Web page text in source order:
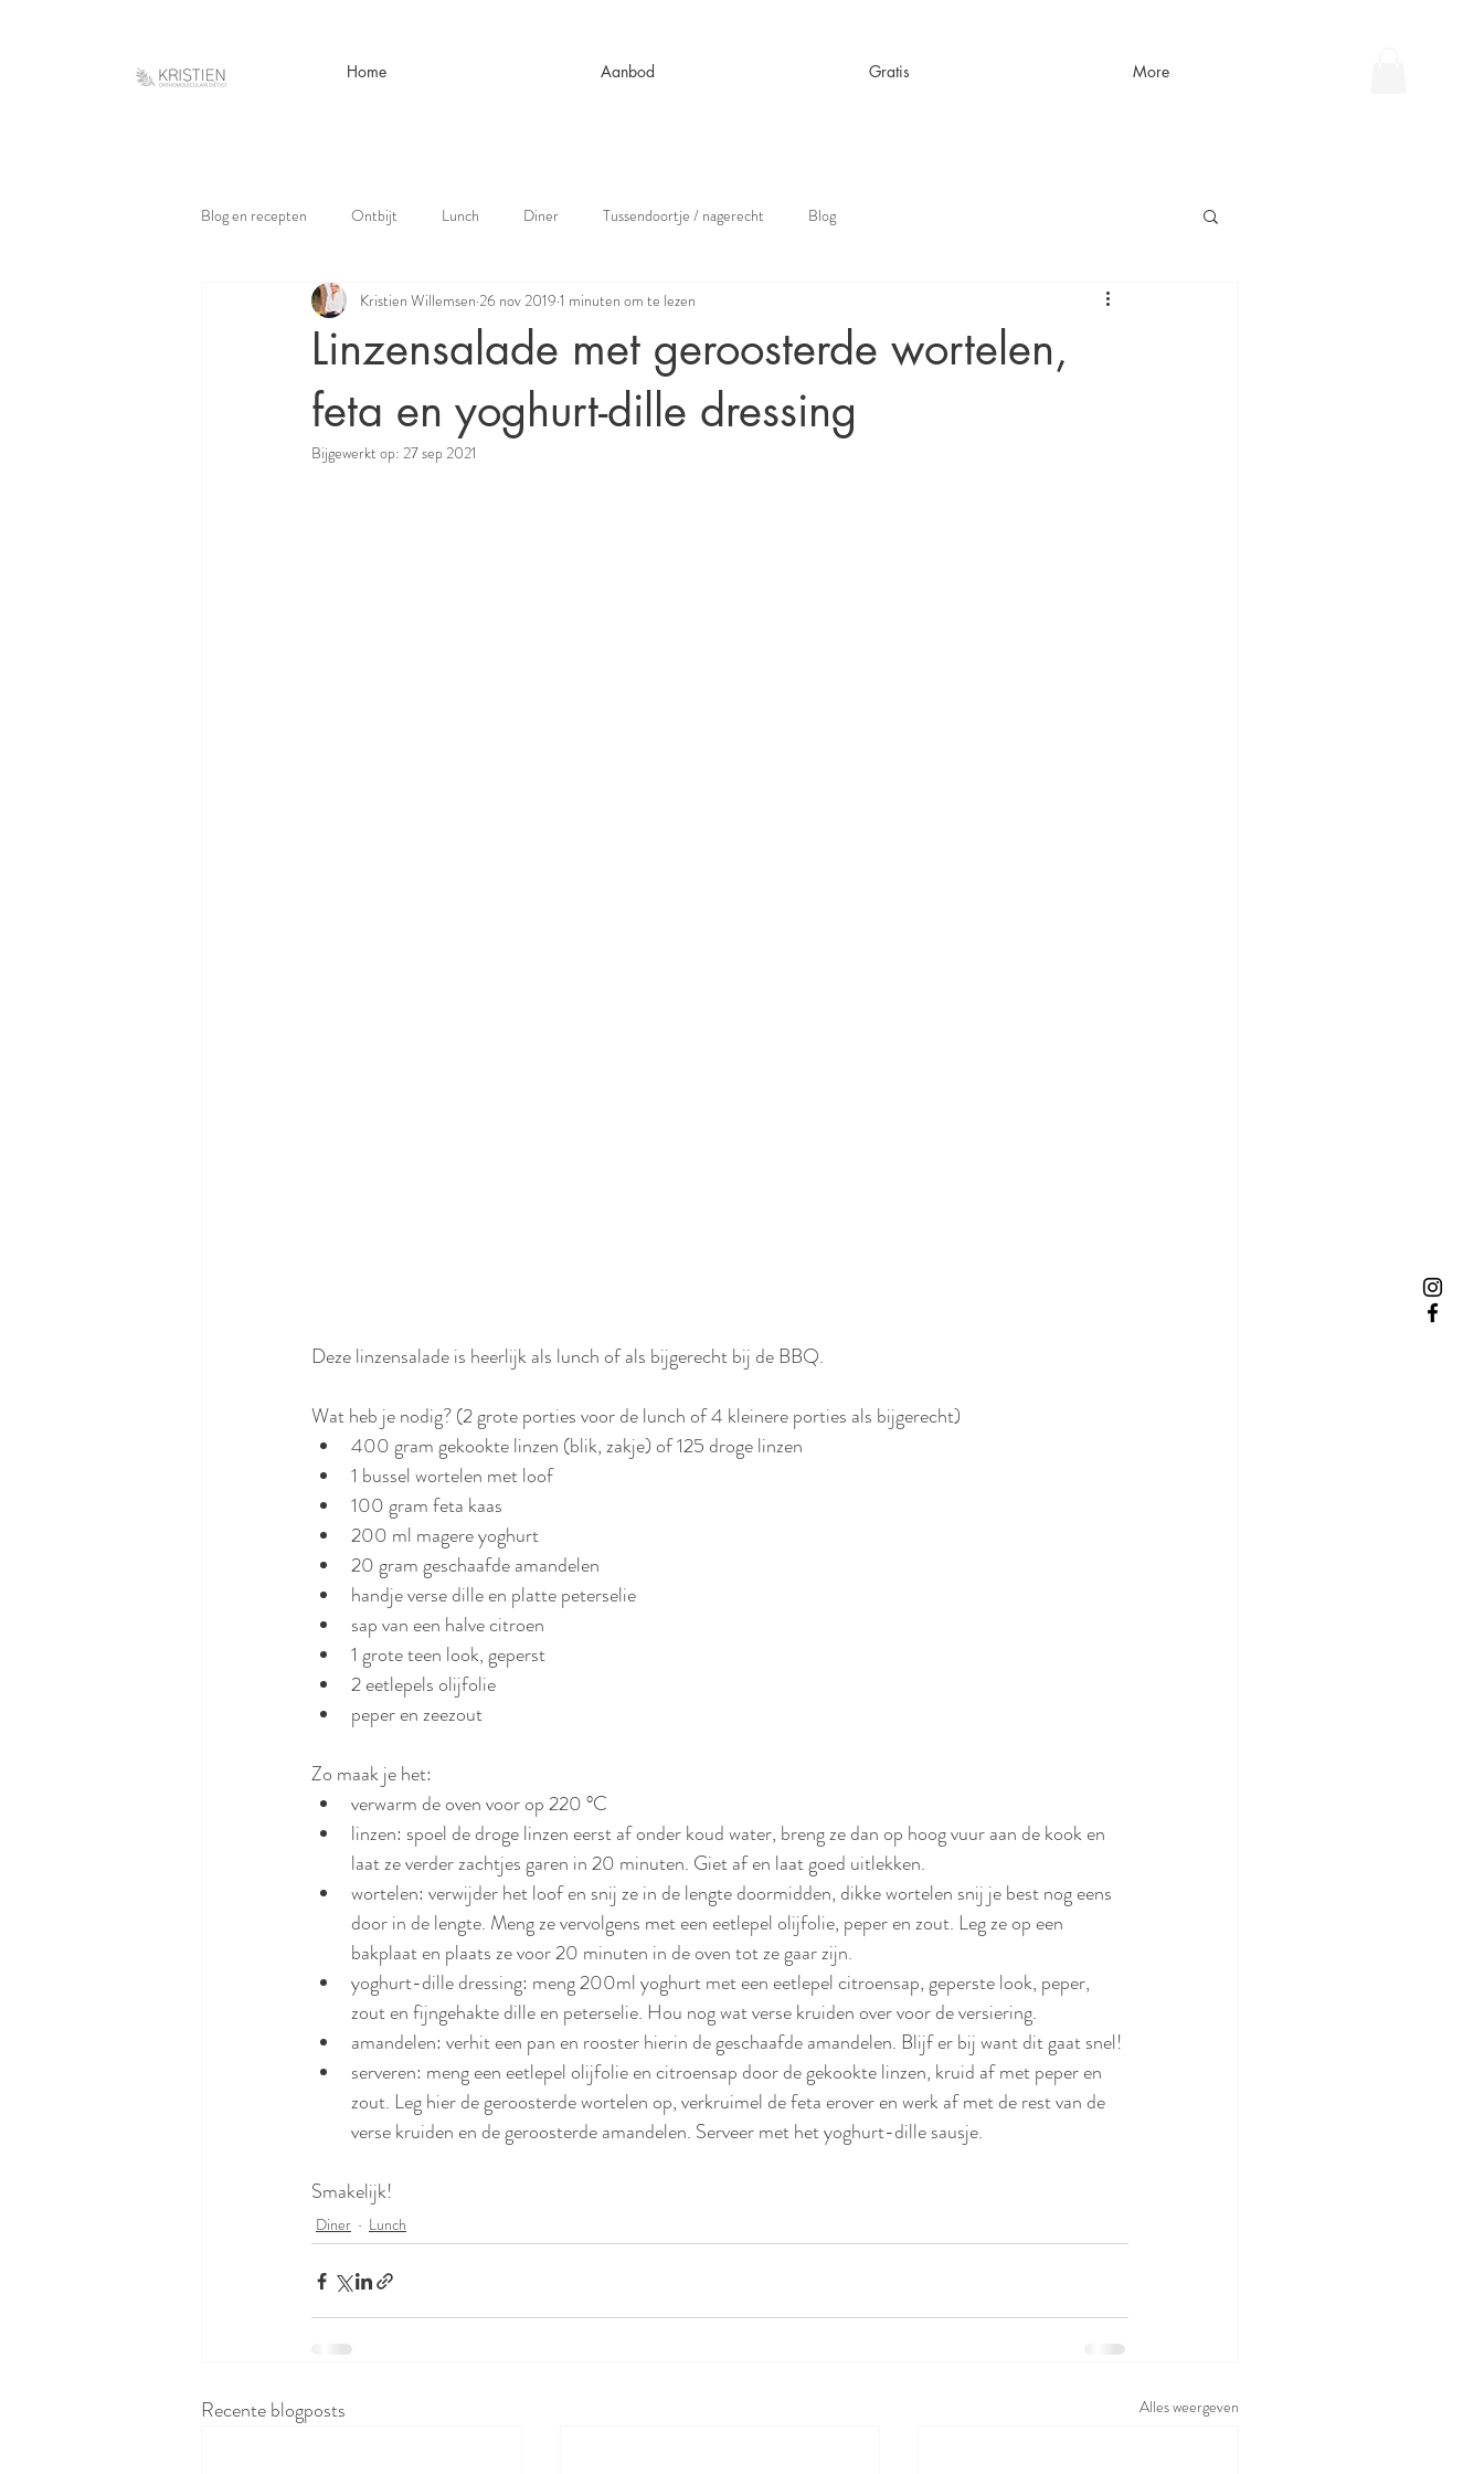
Home Aanbod Gratis More
Blog en recepten Ontbijt Lunch Diner Tussendoortje / nagerecht Blog
Linzensalade met geroosterde wortelen,
feta en yoghurt-dille dressing
Kristien Willemsen 26 nov 2019 1 minuten om te lezen
Bijgewerkt op: 27 sep 2021
Deze linzensalade is heerlijk als lunch of als bijgerecht bij de BBQ.
Wat heb je nodig? (2 grote porties voor de lunch of 4 kleinere porties als bijgerecht)
400 gram gekookte linzen (blik, zakje) of 125 droge linzen
1 bussel wortelen met loof
100 gram feta kaas
200 ml magere yoghurt
20 gram geschaafde amandelen
handje verse dille en platte peterselie
sap van een halve citroen
1 grote teen look, geperst
2 eetlepels olijfolie
peper en zeezout
Zo maak je het:
verwarm de oven voor op 220 °C
linzen: spoel de droge linzen eerst af onder koud water, breng ze dan op hoog vuur aan de kook en
laat ze verder zachtjes garen in 20 minuten. Giet af en laat goed uitlekken.
wortelen: verwijder het loof en snij ze in de lengte doormidden, dikke wortelen snij je best nog eens
door in de lengte. Meng ze vervolgens met een eetlepel olijfolie, peper en zout. Leg ze op een
bakplaat en plaats ze voor 20 minuten in de oven tot ze gaar zijn.
yoghurt-dille dressing: meng 200ml yoghurt met een eetlepel citroensap, geperste look, peper,
zout en fijngehakte dille en peterselie. Hou nog wat verse kruiden over voor de versiering.
amandelen: verhit een pan en rooster hierin de geschaafde amandelen. Blijf er bij want dit gaat snel!
serveren: meng een eetlepel olijfolie en citroensap door de gekookte linzen, kruid af met peper en
zout. Leg hier de geroosterde wortelen op, verkruimel de feta erover en werk af met de rest van de
verse kruiden en de geroosterde amandelen. Serveer met het yoghurt-dille sausje.
Smakelijk!
Diner Lunch
Recente blogposts Alles weergeven